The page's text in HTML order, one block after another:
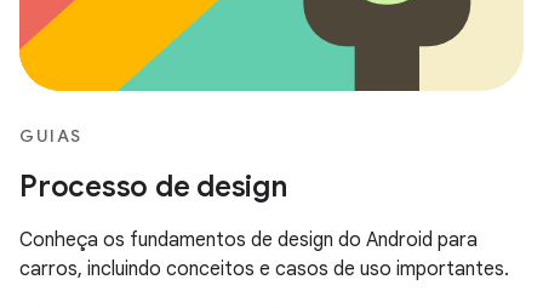
GUIAS
Processo de design
Conheça os fundamentos de design do Android para
carros, incluindo conceitos e casos de uso importantes.